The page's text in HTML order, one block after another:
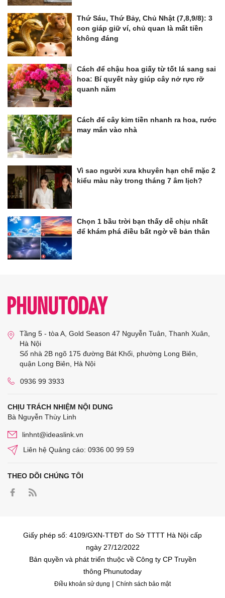
Thứ Sáu, Thứ Bảy, Chủ Nhật (7,8,9/8): 3
con giáp giữ ví, chủ quan là mất tiền
không đáng
Cách để chậu hoa giấy từ tốt lá sang sai
hoa: Bí quyết này giúp cây nở rực rỡ
quanh năm
Cách để cây kim tiền nhanh ra hoa, rước
may mắn vào nhà
Vì sao người xưa khuyên hạn chế mặc 2
kiểu màu này trong tháng 7 âm lịch?
Chọn 1 bầu trời bạn thấy dễ chịu nhất
để khám phá điều bất ngờ về bản thân
Tầng 5 - tòa A, Gold Season 47 Nguyễn Tuân, Thanh Xuân,
Hà Nội
Số nhà 2B ngõ 175 đường Bát Khối, phường Long Biên,
quận Long Biên, Hà Nội
0936 99 3933
CHỊU TRÁCH NHIỆM NỘI DUNG
Bà Nguyễn Thùy Linh
linhnt@ideaslink.vn
Liên hệ Quảng cáo: 0936 00 99 59
THEO DÕI CHÚNG TÔI
Giấy phép số: 4109/GXN-TTĐT do Sở TTTT Hà Nội cấp
ngày 27/12/2022
Bản quyền và phát triển thuộc về Công ty CP Truyền
thông Phunutoday
Điều khoản sử dụng | Chính sách bảo mật